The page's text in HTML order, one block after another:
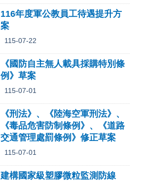
116年度軍公教員工待遇提升方
案
115-07-22
《國防自主無人載具採購特別條
例》草案
115-07-01
《刑法》、《陸海空軍刑法》、
《毒品危害防制條例》、《道路
交通管理處罰條例》修正草案
115-07-01
建構國家級塑膠微粒監測防線